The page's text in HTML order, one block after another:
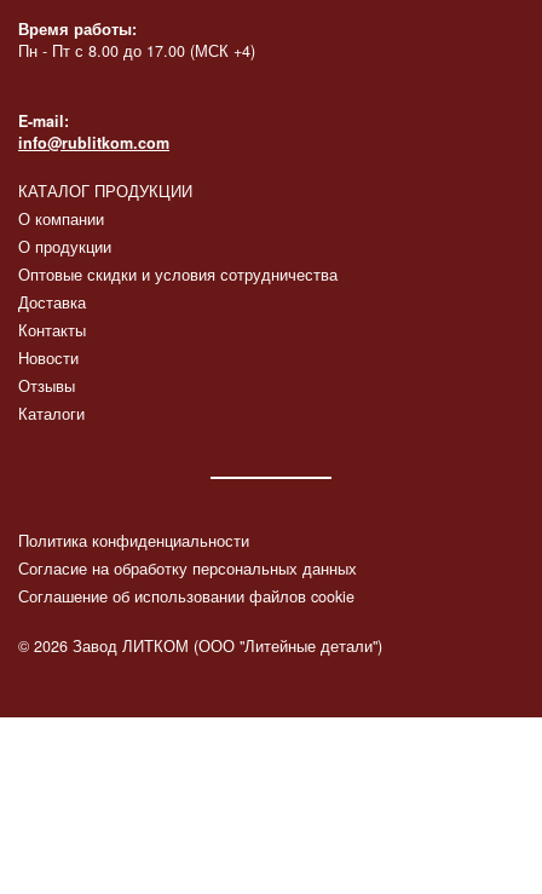
Время работы:
Пн - Пт с 8.00 до 17.00 (МСК +4)
E-mail:
info@rublitkom.com
КАТАЛОГ ПРОДУКЦИИ
О компании
О продукции
Оптовые скидки и условия сотрудничества
Доставка
Контакты
Новости
Отзывы
Каталоги
Политика конфиденциальности
Согласие на обработку персональных данных
Соглашение об использовании файлов cookie
© 2026 Завод ЛИТКОМ (ООО "Литейные детали")